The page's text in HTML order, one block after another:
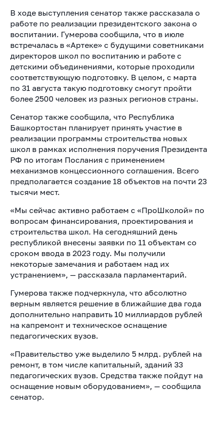
В ходе выступления сенатор также рассказала о
работе по реализации президентского закона о
воспитании. Гумерова сообщила, что в июле
встречалась в «Артеке» с будущими советниками
директоров школ по воспитанию и работе с
детскими объединениями, которые проходили
соответствующую подготовку. В целом, с марта
по 31 августа такую подготовку смогут пройти
более 2500 человек из разных регионов страны.
Сенатор также сообщила, что Республика
Башкортостан планирует принять участие в
реализации программы строительства новых
школ в рамках исполнения поручения Президента
РФ по итогам Послания с применением
механизмов концессионного соглашения. Всего
предполагается создание 18 объектов на почти 23
тысячи мест.
«Мы сейчас активно работаем с «ПроШколой» по
вопросам финансирования, проектирования и
строительства школ. На сегодняшний день
республикой внесены заявки по 11 объектам со
сроком ввода в 2023 году. Мы получили
некоторые замечания и работаем над их
устранением», — рассказала парламентарий.
Гумерова также подчеркнула, что абсолютно
верным является решение в ближайшие два года
дополнительно направить 10 миллиардов рублей
на капремонт и техническое оснащение
педагогических вузов.
«Правительство уже выделило 5 млрд. рублей на
ремонт, в том числе капитальный, зданий 33
педагогических вузов. Средства также пойдут на
оснащение новым оборудованием», — сообщила
сенатор.